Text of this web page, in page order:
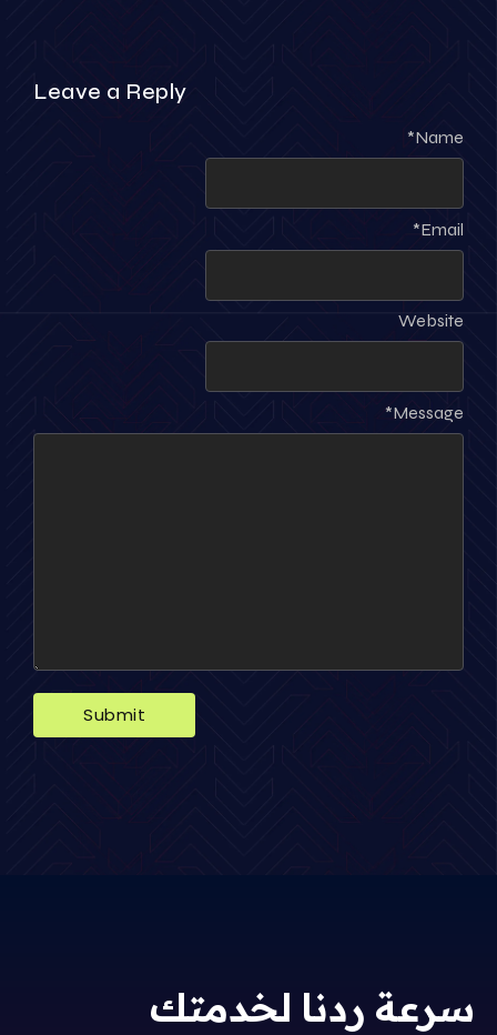
Leave a Reply
Message
*
Name
*
Email
*
Website
سرعة ردنا لخدمتك